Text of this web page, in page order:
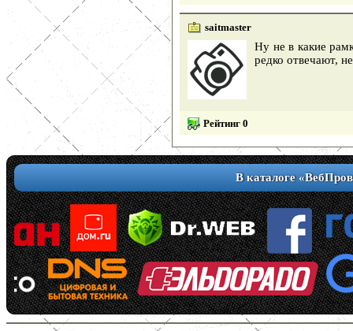
saitmaster
Ну не в какие
редко отвечают,
Рейтинг 0
В каталоге